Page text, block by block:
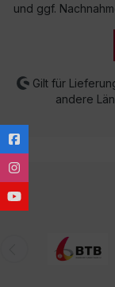
und ggf.
Gilt für
andere